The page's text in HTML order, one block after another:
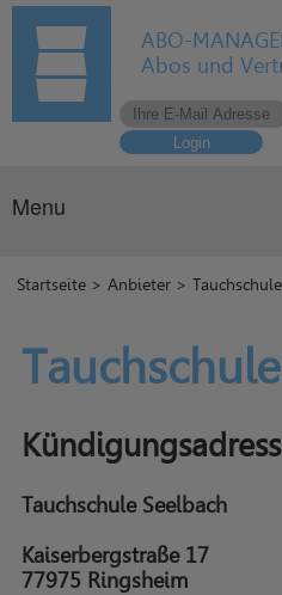
ABO-
Abos und
Login
Menu
Startseite >Anbieter >
Tauchschule Seelbach
Kaiserbergstraße 17
77975 Ringsheim